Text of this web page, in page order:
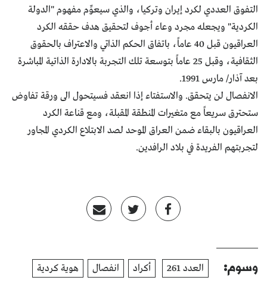
التفوق العددي لكرد إيران وتركيا، والذي سيعوِّم مفهوم "الدولة
الكردية" ويجعله مجرد وعاء أجوف لتحقيق هدف حققه الكرد
العراقيون قبل 40 عاماً، باتفاق الحكم الذاتي والاعتراف بالحقوق
الثقافية، وقبل 25 عاماً بتوسعة تلك التجربة بالادارة الذاتية المباشرة
بعد آذار/ مارس 1991.
الانفصال لن يتحقق. والاستفتاء إذا انعقد فسيتحول الى ورقة تفاوض
ستحترق سريعاً مع متغيرات المنطقة المقبلة، ومع قناعة الكرد
العراقيون بالبقاء ضمن العراق الموحد لصد الابتلاع الكردي المجاور
لتجربتهم الفريدة في بلاد الرافدين.
وسوم: العدد 261 أكراد انفصال هوية كردية